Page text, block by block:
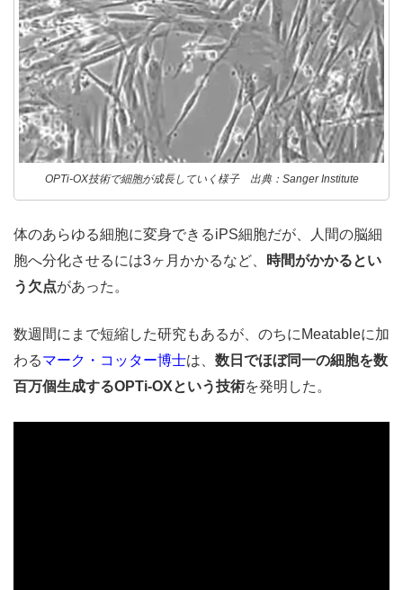
OPTi-OX技術で細胞が成長していく様子 出典：Sanger Institute
体のあらゆる細胞に変身できるiPS細胞だが、人間の脳細
胞へ分化させるには3ヶ月かかるなど、
時間がかかるとい
う欠点があった。
数週間にまで短縮した研究もあるが、のちにMeatableに加
わるマーク・コッター博士は、 数日でほぼ同一の細胞を数
百万個生成するOPTi-OXという技術を発明した。